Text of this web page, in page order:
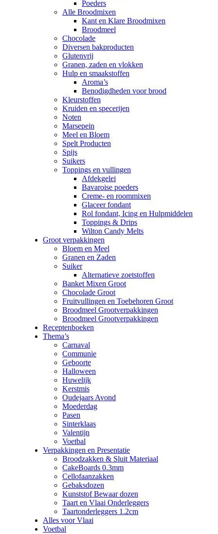
Poeders
Alle Broodmixen
Kant en Klare Broodmixen
Broodmeel
Chocolade
Diversen bakproducten
Glutenvrij
Granen, zaden en vlokken
Hulp en smaakstoffen
Aroma’s
Benodigdheden voor brood
Kleurstoffen
Kruiden en specerijen
Noten
Marsepein
Meel en Bloem
Spelt Producten
Spijs
Suikers
Toppings en vullingen
Afdekgelei
Bavaroise poeders
Creme- en roommixen
Glaceer fondant
Rol fondant, Icing en Hulpmiddelen
Toppings & Drips
Wilton Candy Melts
Groot verpakkingen
Bloem en Meel
Granen en Zaden
Suiker
Alternatieve zoetstoffen
Banket Mixen Groot
Chocolade Groot
Fruitvullingen en Toebehoren Groot
Broodmeel Grootverpakkingen
Broodmeel Grootverpakkingen
Receptenboeken
Thema’s
Carnaval
Communie
Geboorte
Halloween
Huwelijk
Kerstmis
Oudejaars Avond
Moederdag
Pasen
Sinterklaas
Valentijn
Voetbal
Verpakkingen en Presentatie
Broodzakken & Sluit Materiaal
CakeBoards 0.3mm
Cellofaanzakken
Gebaksdozen
Kunststof Bewaar dozen
Taart en Vlaai Onderleggers
Taartonderleggers 1.2cm
Alles voor Vlaai
Voetbal